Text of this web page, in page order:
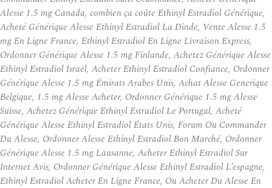
Alesse 1.5 mg Canada, combien ça coûte Ethinyl Estradiol Générique,
Acheté Générique Alesse Ethinyl Estradiol La Dinde, Vente Alesse 1.5
mg En Ligne France, Ethinyl Estradiol En Ligne Livraison Express,
Ordonner Générique Alesse 1.5 mg Finlande, Achetez Générique Alesse
Ethinyl Estradiol Israël, Acheter Ethinyl Estradiol Confiance, Ordonner
Générique Alesse 1.5 mg Émirats Arabes Unis, Achat Alesse Generique
Belgique, 1.5 mg Alesse Acheter, Ordonner Générique 1.5 mg Alesse
Suisse, Achetez Générique Ethinyl Estradiol Le Portugal, Acheté
Générique Alesse Ethinyl Estradiol États Unis, Forum Ou Commander
Du Alesse, Ordonner Alesse Ethinyl Estradiol Bon Marché, Ordonner
Générique Alesse 1.5 mg Lausanne, Acheter Ethinyl Estradiol Sur
Internet Avis, Ordonner Générique Alesse Ethinyl Estradiol L’espagne,
Ethinyl Estradiol Acheter En Ligne France, Ou Acheter Du Alesse En